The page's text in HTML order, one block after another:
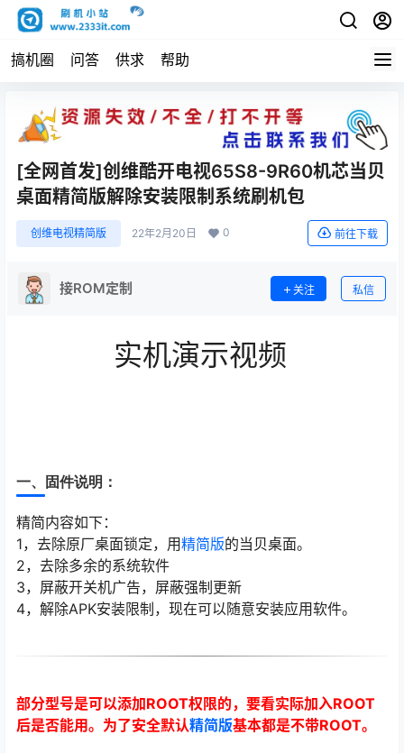
搞机圈 问答 供求 帮助
[全网首发]创维酷开电视65S8-9R60机芯当贝
桌面精简版解除安装限制系统刷机包
创维电视精简版 22年2月20日 0 前往下载
接ROM定制 关注 私信
实机演示视频
一、固件说明：
精简内容如下：
1，去除原厂桌面锁定，用精简版的当贝桌面。
2，去除多余的系统软件
3，屏蔽开关机广告，屏蔽强制更新
4，解除APK安装限制，现在可以随意安装应用软件。
部分型号是可以添加ROOT权限的，要看实际加入ROOT
后是否能用。为了安全默认精简版基本都是不带ROOT。